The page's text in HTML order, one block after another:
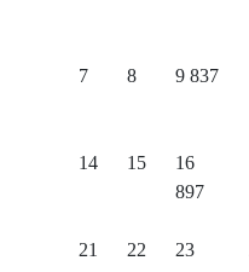
7 8 9 837
14 15
16
897
21 22 23